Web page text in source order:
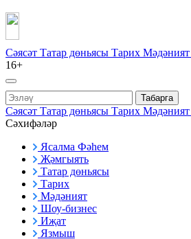
Сәясәт Татар дөньясы Тарих Мәдәният
16+
Табарга
Сәясәт Татар дөньясы Тарих Мәдәният
Сәхифәләр
Ясалма Фәһем
Җәмгыять
Татар дөньясы
Тарих
Мәдәният
Шоу-бизнес
Иҗат
Язмыш